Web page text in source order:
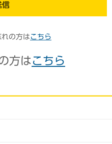
信
の方は こちら
方は こちら